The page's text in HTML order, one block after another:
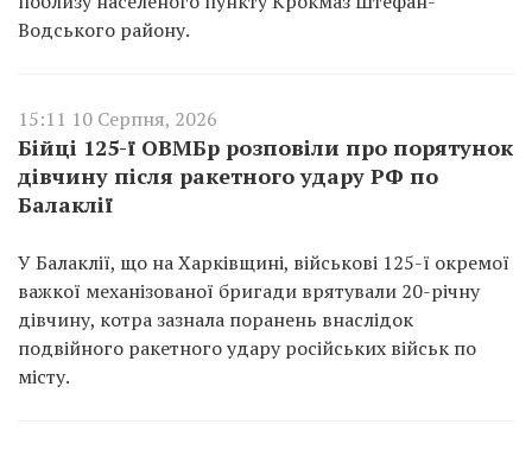
Водського району.
15:11 10 Серпня, 2026
Бійці 125-ї ОВМБр розповіли про порятунок
дівчину після ракетного удару РФ по
Балаклії
У Балаклії, що на Харківщині, військові 125-ї окремої
важкої механізованої бригади врятували 20-річну
дівчину, котра зазнала поранень внаслідок
подвійного ракетного удару російських військ по
місту.